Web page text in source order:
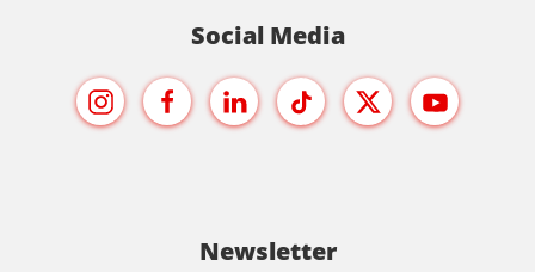
Social Media
Newsletter